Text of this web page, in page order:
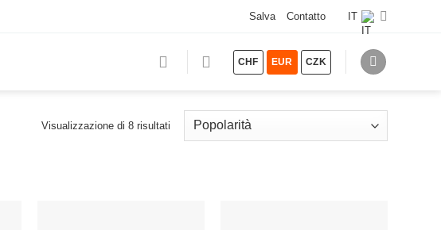
Salva Contatto IT
CHF EUR CZK
Visualizzazione di 8 risultatiPopolarità